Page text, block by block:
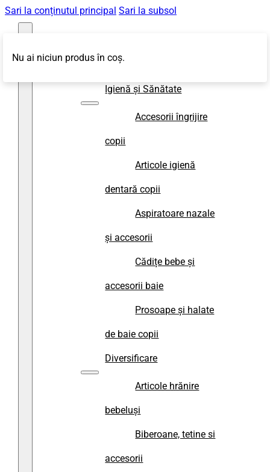
Sari la conținutul principal Sari la subsol
Igienă și Sănătate
Accesorii îngrijire
copii
Articole igienă
dentară copii
Aspiratoare nazale
și accesorii
Cădițe bebe și
accesorii baie
Prosoape și halate
de baie copii
Diversificare
Articole hrănire
bebeluși
Biberoane, tetine si
accesorii
Nu ai niciun produs în coș.